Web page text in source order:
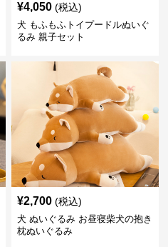
¥4,050 (税込)
犬 もふもふトイプードルぬいぐ
るみ 親子セット
¥2,700 (税込)
犬 ぬいぐるみ お昼寝柴犬の抱き
枕ぬいぐるみ